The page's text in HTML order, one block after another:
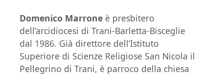
Domenico Marrone è presbitero
dell’arcidiocesi di Trani-Barletta-Bisceglie
dal 1986. Già direttore dell’Istituto
Superiore di Scienze Religiose San Nicola il
Pellegrino di Trani, è parroco della chiesa